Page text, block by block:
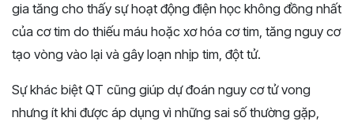
gia tăng cho thấy sự hoạt động điện học không đồng nhất
của cơ tim do thiếu máu hoặc xơ hóa cơ tim, tăng nguy cơ
tạo vòng vào lại và gây loạn nhịp tim, đột tử.
Sự khác biệt QT cũng giúp dự đoán nguy cơ tử vong
nhưng ít khi được áp dụng vì những sai số thường gặp,